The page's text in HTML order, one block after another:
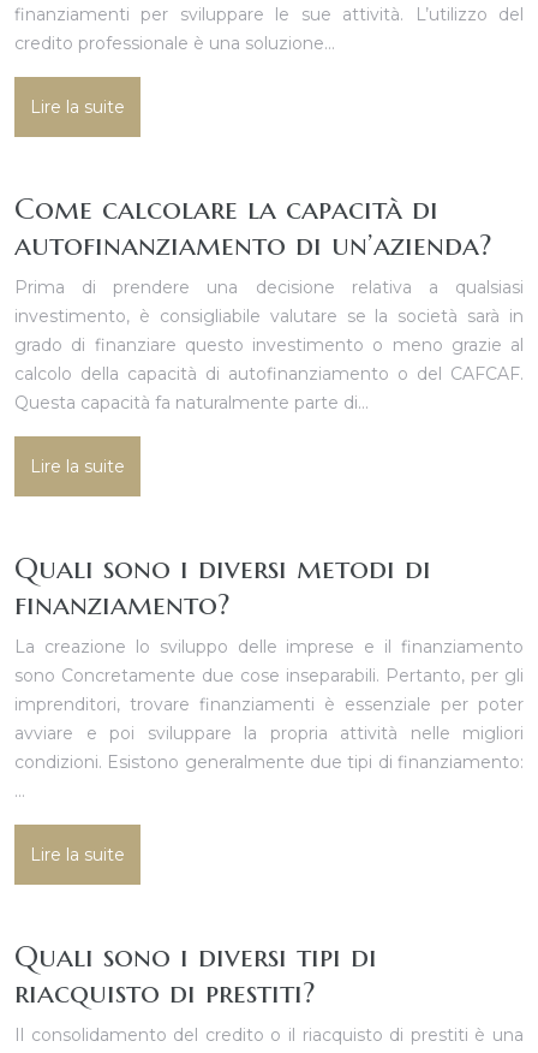
finanziamenti per sviluppare le sue attività. L’utilizzo del
credito professionale è una soluzione…
Lire la suite
Come calcolare la capacità di
autofinanziamento di un’azienda?
Prima di prendere una decisione relativa a qualsiasi
investimento, è consigliabile valutare se la società sarà in
grado di finanziare questo investimento o meno grazie al
calcolo della capacità di autofinanziamento o del CAFCAF.
Questa capacità fa naturalmente parte di…
Lire la suite
Quali sono i diversi metodi di
finanziamento?
La creazione lo sviluppo delle imprese e il finanziamento
sono Concretamente due cose inseparabili. Pertanto, per gli
imprenditori, trovare finanziamenti è essenziale per poter
avviare e poi sviluppare la propria attività nelle migliori
condizioni. Esistono generalmente due tipi di finanziamento:
…
Lire la suite
Quali sono i diversi tipi di
riacquisto di prestiti?
Il consolidamento del credito o il riacquisto di prestiti è una